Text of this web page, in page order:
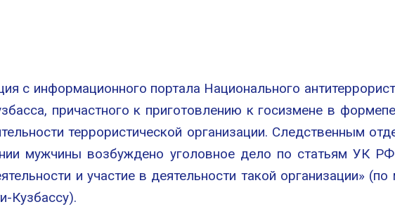
с информационного портала Национального
причастного к приготовлению к госизмене в
террористической организации. Следственным
мужчины возбуждено уголовное дело по статьям УК РФ
и участие в деятельности такой организации»
Кузбассу).